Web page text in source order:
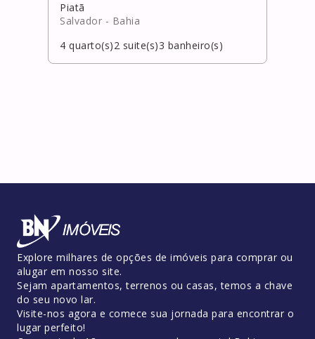
Piatã
Salvador - Bahia
4 quarto(s)2 suite(s)3 banheiro(s)
Explore milhares de opções de imóveis para comprar ou
alugar em nosso site.
Sejam apartamentos, terrenos ou casas, temos a chave
do seu novo lar.
Visite-nos agora e comece sua jornada para encontrar o
lugar perfeito!